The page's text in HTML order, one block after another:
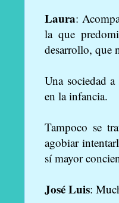
Laura:
la que
desarrollo, que
Una sociedad
en la infancia.
Tampoco se
agobiar
sí mayor
José Luis: